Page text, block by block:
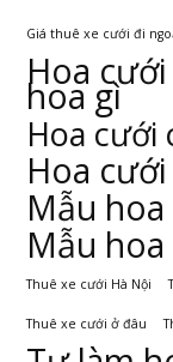
Giá thuê xe cưới đi
Hoa
hoa gì
Hoa cưới
Hoa
Mẫu
Mẫu
Thuê xe cưới Hà Nội
Thuê xe cưới ở đâu